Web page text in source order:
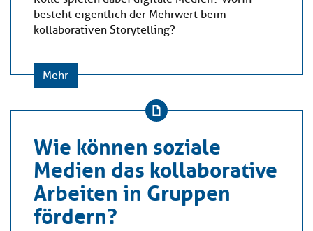
besteht eigentlich der Mehrwert beim
kollaborativen Storytelling?
Mehr
Wie können soziale
Medien das kollaborative
Arbeiten in Gruppen
fördern?